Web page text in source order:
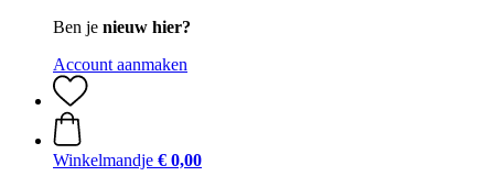
Ben je nieuw hier?
Account aanmaken
Winkelmandje € 0,00